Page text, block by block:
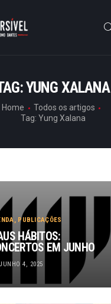
YUNG XALANA
Home
Todos os artigos
Tag: Yung Xalana
, PUBLICAÇÕES
HÁBITOS:
EM JUNHO
4, 2025